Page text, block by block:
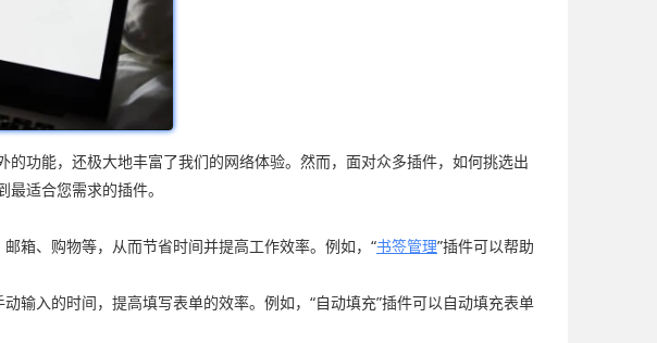
功能，还极大地丰富了我们的网络体验。然而，面对众多插件，如何挑选出
适合您需求的插件。
箱、购物等，从而节省时间并提高工作效率。例如，“书签管理”插件可以帮助
输入的时间，提高填写表单的效率。例如，“自动填充”插件可以自动填充表单